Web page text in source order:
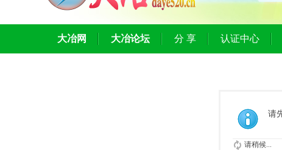
大冶网 大冶论坛 分 享 认证中心
请
请稍候...